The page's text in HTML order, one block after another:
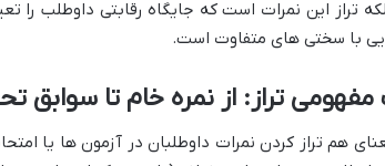
تراز این نمرات است که جایگاه رقابتی داوطلب را
با سختی های متفاوت است.
تراز: از نمره خام تا سوابق
هم تراز کردن نمرات داوطلبان در آزمون ها یا